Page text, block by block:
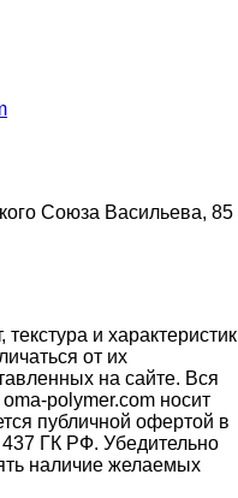
Союза Васильева, 85
и
от их
на сайте. Вся
polymer.com носит
публичной офертой в
437 ГК РФ. Убедительно
наличие желаемых